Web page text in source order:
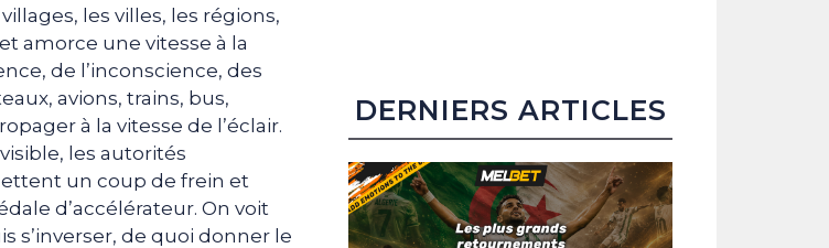
les villes, les régions,
amorce une vitesse à la
de l’inconscience, des
avions, trains, bus,
à la vitesse de l’éclair.
les autorités
un coup de frein et
d’accélérateur. On voit
s’inverser, de quoi donner le
DERNIERS ARTICLES